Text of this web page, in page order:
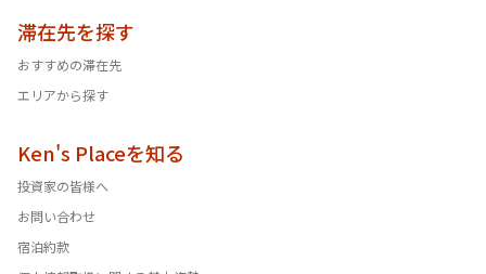
滞在先を探す
おすすめの滞在先
エリアから探す
Ken's Placeを知る
投資家の皆様へ
お問い合わせ
宿泊約款